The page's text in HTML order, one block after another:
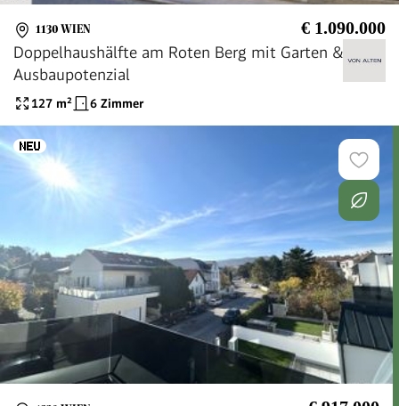
1130 WIEN € 1.090.000
Doppelhaushälfte am Roten Berg mit Garten &
Ausbaupotenzial
127 m² 6 Zimmer